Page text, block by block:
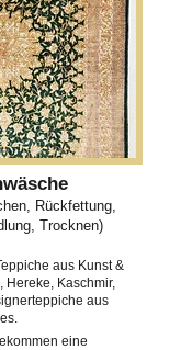
Rückfettung,
Trocknen)
aus Kunst &
Hereke, Kaschmir,
aus
eine